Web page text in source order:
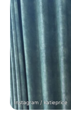
Instagram / katieprice